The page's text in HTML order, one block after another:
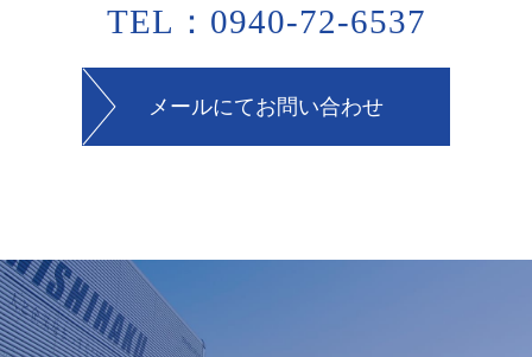
TEL：0940-72-6537
メールにてお問い合わせ